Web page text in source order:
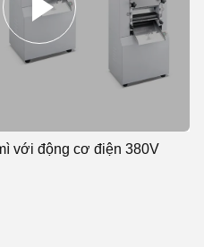
với động cơ điện 380V